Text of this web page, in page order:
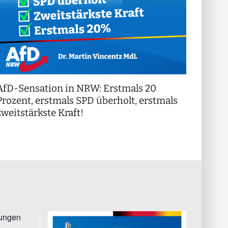
Sensation in NRW: Erstmals 20
erstmals SPD überholt, erstmals
Kraft!